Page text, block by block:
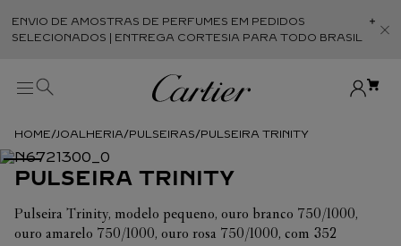
ENVIO DE AMOSTRAS DE PERFUMES EM PEDIDOS
SELECIONADOS | ENTREGA CORTESIA PARA TODO BRASIL
JOALHERIA PULSEIRAS PULSEIRA TRINITY
PULSEIRA TRINITY
Pulseira Trinity, modelo pequeno, ouro branco 750/1000,
ouro amarelo 750/1000, ouro rosa 750/1000, com 352